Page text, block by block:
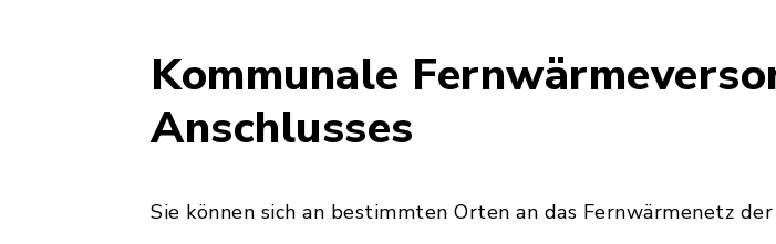
Kommunale
Anschlusses
Sie können sich an bestimmten Orten an das Fernwärmenetz